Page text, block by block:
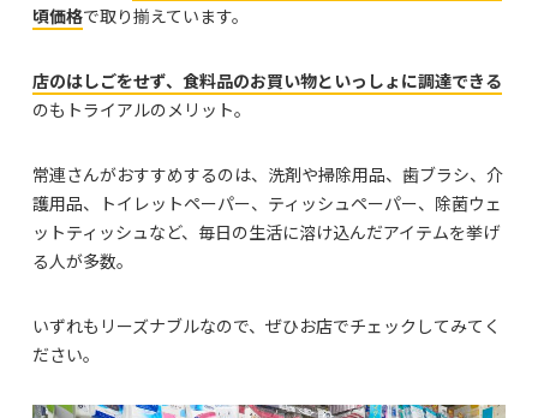
頃価格で取り揃えています。
店のはしごをせず、食料品のお買い物といっしょに調達できる
のもトライアルのメリット。
常連さんがおすすめするのは、洗剤や掃除用品、歯ブラシ、介
護用品、トイレットペーパー、ティッシュペーパー、除菌ウェ
ットティッシュなど、毎日の生活に溶け込んだアイテムを挙げ
る人が多数。
いずれもリーズナブルなので、ぜひお店でチェックしてみてく
ださい。